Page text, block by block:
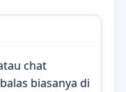
chat
biasanya di